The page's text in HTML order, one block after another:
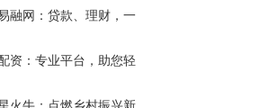
融网：贷款、理财，一
资：专业平台，助您轻